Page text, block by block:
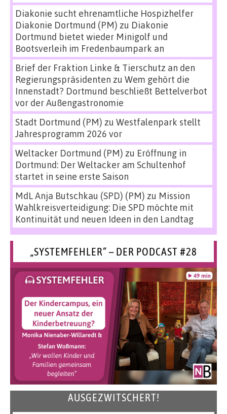
Diakonie sucht ehrenamtliche Hospizhelfer
Diakonie Dortmund (PM) zu Diakonie
Dortmund bietet wieder Minigolf und
Bootsverleih im Fredenbaumpark an
Brief der Fraktion Linke & Tierschutz an den
Regierungspräsidenten zu Wem gehört die
Innenstadt? Dortmund beschließt Bettelverbot
vor der Außengastronomie
Stadt Dortmund (PM) zu Westfalenpark stellt
Jahresprogramm 2026 vor
Weltacker Dortmund (PM) zu Eröffnung in
Dortmund: Der Weltacker am Schultenhof
startet in seine erste Saison
MdL Anja Butschkau (SPD) (PM) zu Mission
Wahlkreisverteidigung: Die SPD möchte mit
Kontinuität und neuen Ideen in den Landtag
„SYSTEMFEHLER“ – DER PODCAST #28
AUSGEZWITSCHERT!